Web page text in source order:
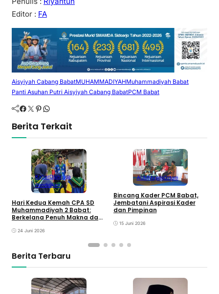
Editor : FA
Aisyiyah Cabang BabatMUHAMMADIYAHMuhammadiyah Babat
Panti Asuhan Putri Aisyiyah Cabang BabatPCM Babat
Facebook Twitter Pinterest WhatsApp
Berita Terkait
KabarOlahraga
Pendidikan
‎Hari Kedua Kemah CPA SD
Muhammadiyah 2 Babat:
Berkelana Penuh Makna dan
24 Juni 2026
AUMMajelisOrtom
Bincang Kader PCM Babat,
Jembatani Aspirasi Kader
dan Pimpinan
15 Juni 2026
Berita Terbaru